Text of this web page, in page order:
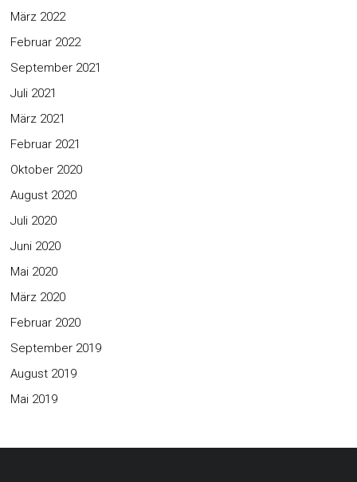
März 2022
Februar 2022
September 2021
Juli 2021
März 2021
Februar 2021
Oktober 2020
August 2020
Juli 2020
Juni 2020
Mai 2020
März 2020
Februar 2020
September 2019
August 2019
Mai 2019